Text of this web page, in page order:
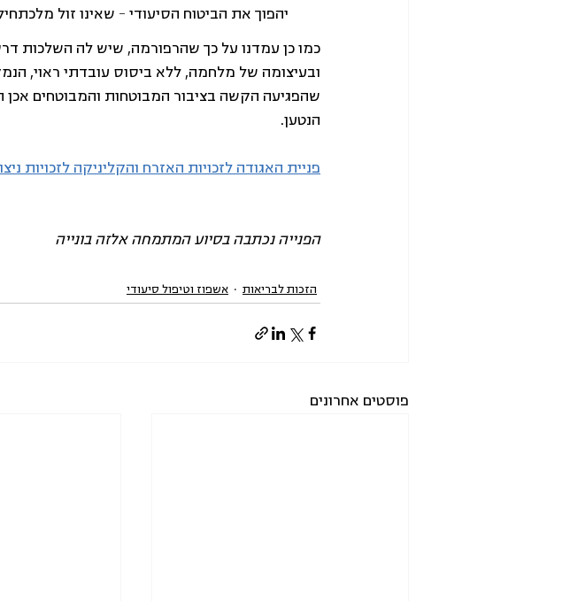
יהפוך את הביטוח הסיעודי – שאינו זול
כמו כן עמדנו על כך שהרפורמה, שיש לה השלכות
ובעיצומה של מלחמה, ללא ביסוס עובדתי ראוי,
שהפגיעה הקשה בציבור המבוטחות והמבוטחים
הנטען.
פניית האגודה לזכויות האזרח והקליניקה לזכויות
הפנייה נכתבה בסיוע המתמחה אלזה בונייה
הזכות לבריאות אשפוז וטיפול סיעודי
פוסטים אחרונים